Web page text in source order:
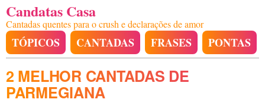
Candatas Casa
Cantadas quentes para o crush e declarações de amor
TÓPICOS CANTADAS FRASES PONTAS
2 MELHOR CANTADAS DE
PARMEGIANA